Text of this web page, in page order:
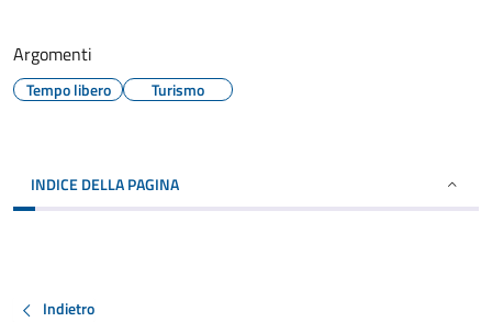
Argomenti
Tempo libero Turismo
INDICE DELLA PAGINA
Indietro